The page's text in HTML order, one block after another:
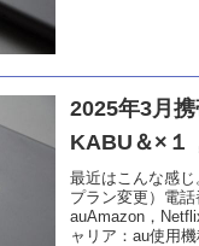
2025年3月
KABU＆×１
最近はこんな感
プラン変更）電
auAmazon，
ャリア：au使用機